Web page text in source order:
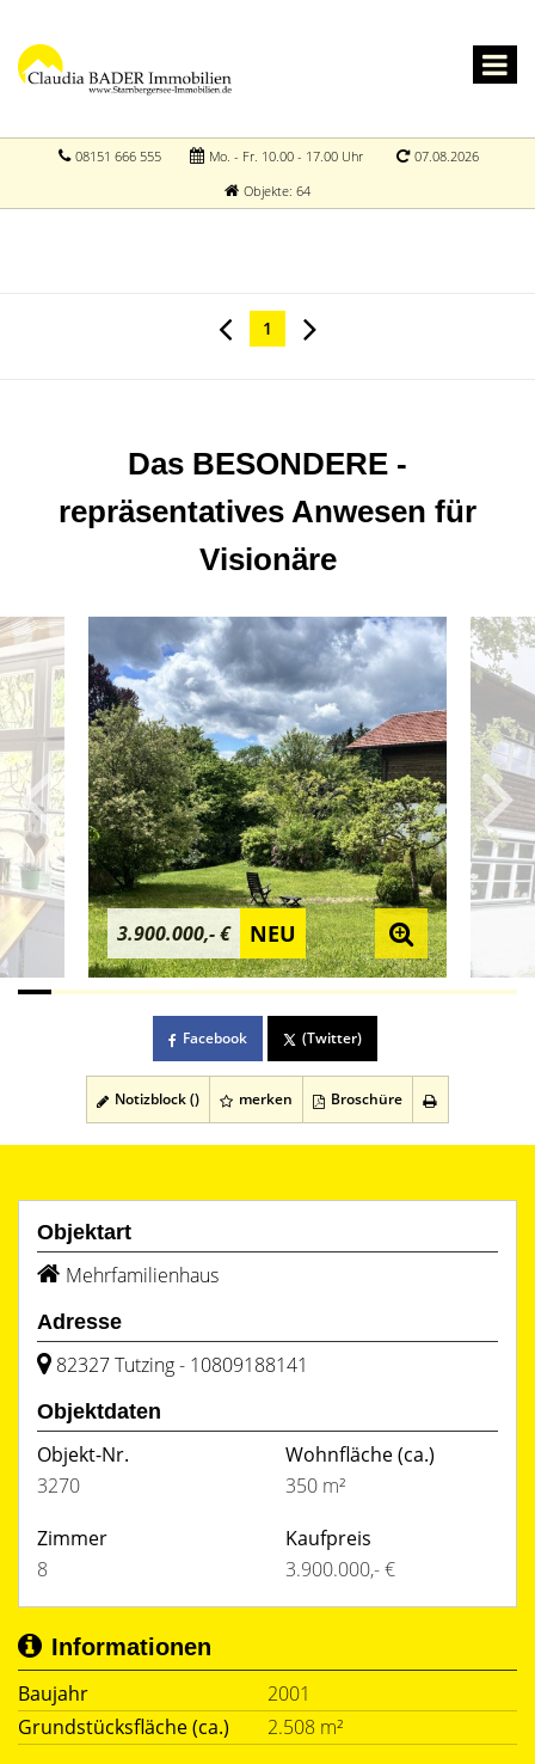
08151 666 555 Mo. - Fr. 10.00 - 17.00 Uhr
07.08.2026
Objekte: 64
1
Das BESONDERE -
repräsentatives Anwesen für
Visionäre
3.900.000,- € NEU
Facebook (Twitter)
Notizblock () merken Broschüre
Objektart
Mehrfamilienhaus
Adresse
82327 Tutzing - 10809188141
Objektdaten
Objekt-Nr.
3270
Wohnfläche(ca.)
350 m²
Zimmer
8
Kaufpreis
3.900.000,- €
Informationen
Baujahr
2001
Grundstücksfläche (ca.)
2.508 m²